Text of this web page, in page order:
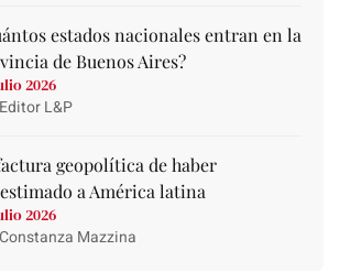
estados nacionales entran en la
de Buenos Aires?
2026
L&P
geopolítica de haber
a América latina
2026
Mazzina